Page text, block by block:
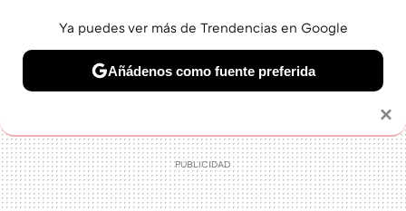
BELLEZA SHOPPING VIAJES GASTRO SNEAKERS
×
Ya puedes ver más de Trendencias en Google
Añádenos como fuente preferida